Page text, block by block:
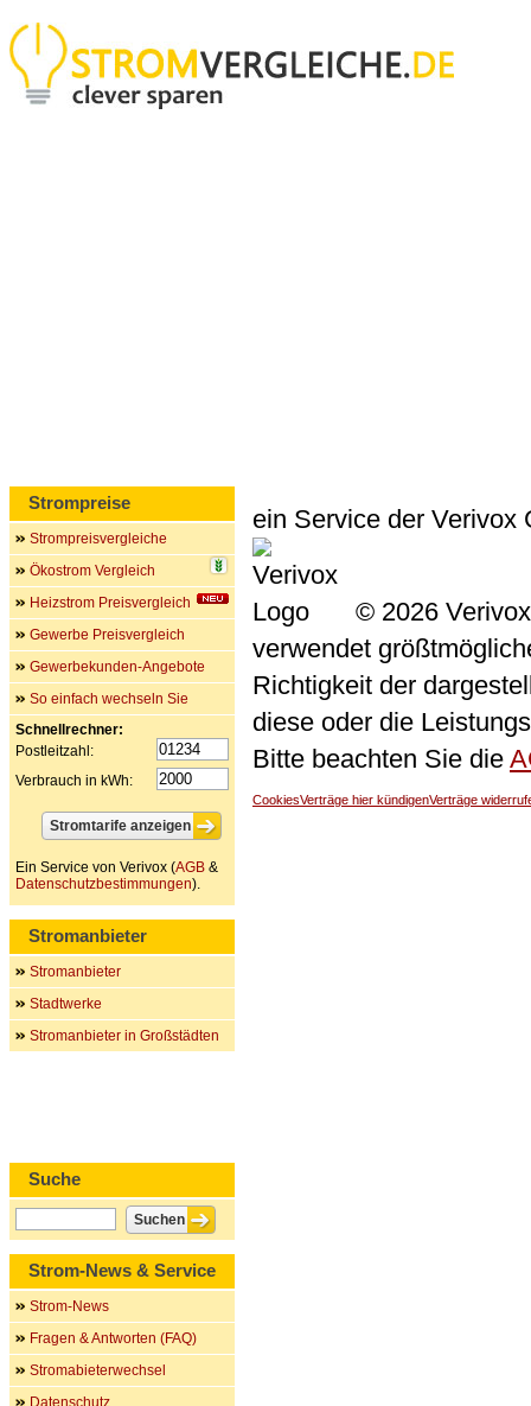
ein Service der Verivox
© 2026
verwendet
Richtigkeit der
diese oder die
Bitte beachten Sie die
CookiesVerträge hier kündigenVerträge
Strompreise
Strompreisvergleiche
Ökostrom Vergleich
Heizstrom Preisvergleich
Gewerbe Preisvergleich
Gewerbekunden-Angebote
So einfach wechseln Sie
Schnellrechner:
Postleitzahl:
Verbrauch in kWh:
Ein Service von Verivox (AGB &
Datenschutzbestimmungen).
Stromanbieter
Stromanbieter
Stadtwerke
Stromanbieter in Großstädten
Suche
Strom-News & Service
Strom-News
Fragen & Antworten (FAQ)
Stromabieterwechsel
Datenschutz